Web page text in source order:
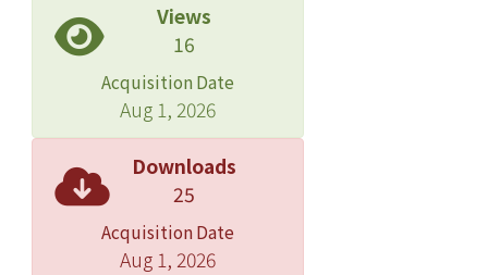
Views
16
Acquisition Date
Aug 1, 2026
Downloads
25
Acquisition Date
Aug 1, 2026